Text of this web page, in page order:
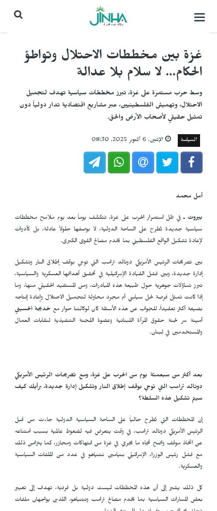
التحكم
غزة بين مخططات الاحتلال وتواطؤ
الحكام... لا سلام بلا عدالة
وسط حرب مستمرة على غزة، تبرز مخططات سياسية تهدف لتجميل
الاحتلال، وتهميش الفلسطينيين، عبر مشاريع اقتصادية تدار دولياً دون
تمثيل حقيقي لأصحاب الأرض والحق.
السياسة الإثنين, 6 أكتوبر 2025, 08:30
أمل محمد
بيروت ـفي ظل استمرار الحرب على غزة، تتكشّف يوماً بعد يوم ملامح مخططات
سياسية جديدة تُطرح على الساحة الدولية، لا بوصفها حلولاً عادلة، بل كأدوات
لإعادة تشكيل الواقع الفلسطيني بما يخدم مصالح القوى الكبرى.
بين تصريحات الرئيس الأمريكي دونالد ترامب التي توحي بوقف إطلاق النار وتشكيل
إدارة جديدة، وبين فشل القيادة الإسرائيلية في تحقيق أهدافها العسكرية والسياسية،
تبرز تساؤلات جوهرية حول طبيعة هذه المبادرات، ومن المستفيد الحقيقي منها، وما
إذا كانت تمثل فرصة لحل سياسي أم مجرد محاولة لتجميل الاحتلال وإعادة إنتاجه
بصيغة أكثر تعقيداً، للجواب عن هذه الأسئلة كان لوكالتنا حوار مع خديجة الحسيني
أمينة سر لجنة حقوق المرأة اللبنانية وعضوة اللجنة التنفيذية لنقابات العمال
والمستخدمين في لبنان.
بعد أكثر من سبعمئة يوم من الحرب على غزة، ومع تصريحات الرئيس الأمريكي
دونالد ترامب التي توحي بوقف إطلاق النار وتشكيل إدارة جديدة، برأيك كيف
سيتم تشكيل هذه السلطة؟
إن المخططات التي تُطرح حالياً على الساحة السياسية الدولية جاءت من قبل
الرئيس الأمريكي دونالد ترامب، في وقت يتعرض فيه لضغوط عالمية بسبب امتناعه
عن اتخاذ موقف واضح تجاه ما يجري في غزة من انتهاكات ومجازر، كما يتزامن ذلك
مع فشل رئيس الوزراء الإسرائيلي بنيامين نتنياهو في عدد من الملفات السياسية
والعسكرية.
كل ذلك يشير إلى أن هذه المخططات ليست دولية بل فردية، تهدف إلى تغيير
بعض المسارات السياسية بما يخدم مصالح ترامب ونتنياهو، اللذين يواجهان ملفات